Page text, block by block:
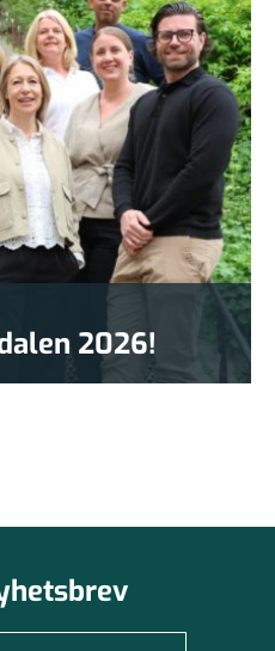
2026!